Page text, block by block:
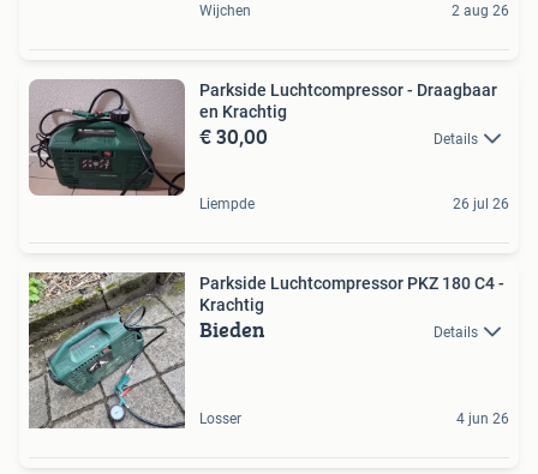
Wijchen 2 aug 26
Parkside Luchtcompressor - Draagbaar
en Krachtig
€ 30,00 Details
Liempde 26 jul 26
Parkside Luchtcompressor PKZ 180 C4 -
Krachtig
Bieden Details
Losser 4 jun 26